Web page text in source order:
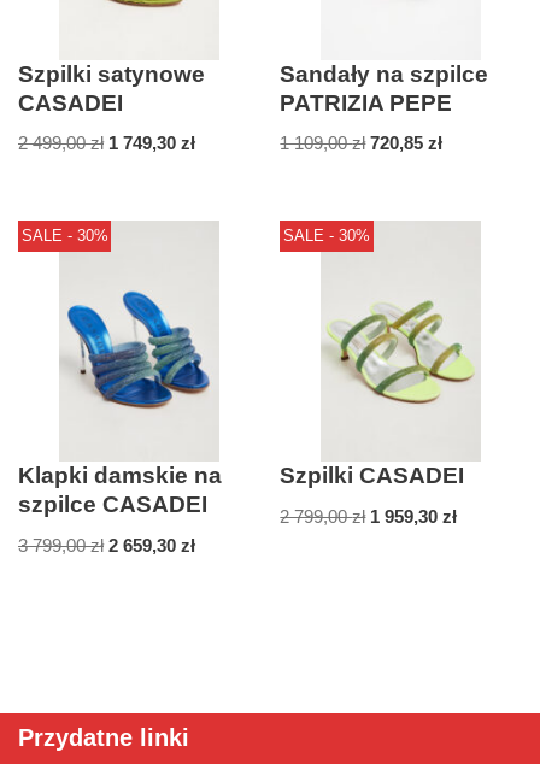
Szpilki satynowe
CASADEI
2 499,00zł 1 749,30 zł
Sandały na szpilce
PATRIZIA PEPE
1 109,00zł 720,85zł
SALE - 30%
Klapki damskie na
szpilce CASADEI
3 799,00zł 2 659,30 zł
SALE - 30%
Szpilki CASADEI
2 799,00zł 1 959,30zł
Przydatne linki